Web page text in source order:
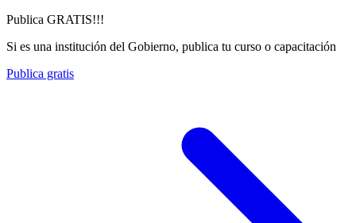
Publica GRATIS!!!
Si es una institución del Gobierno, publica tu curso o capacitación
Publica gratis